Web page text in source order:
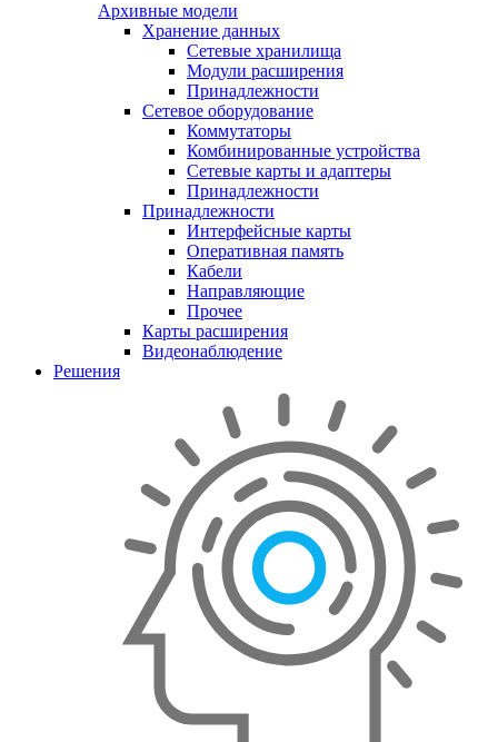
Архивные модели
Хранение данных
Сетевые хранилища
Модули расширения
Принадлежности
Сетевое оборудование
Коммутаторы
Комбинированные устройства
Сетевые карты и адаптеры
Принадлежности
Принадлежности
Интерфейсные карты
Оперативная память
Кабели
Направляющие
Прочее
Карты расширения
Видеонаблюдение
Решения